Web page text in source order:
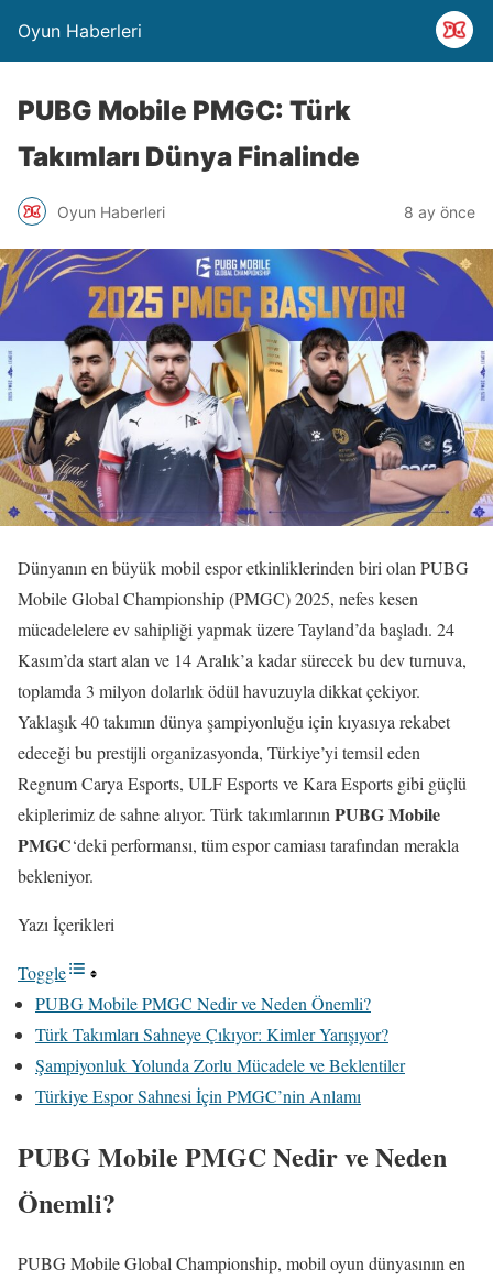
Oyun Haberleri
PUBG Mobile PMGC: Türk
Takımları Dünya Finalinde
Oyun Haberleri 8 ay önce
Dünyanın en büyük mobil espor etkinliklerinden biri olan PUBG
Mobile Global Championship (PMGC) 2025, nefes kesen
mücadelelere ev sahipliği yapmak üzere Tayland’da başladı. 24
Kasım’da start alan ve 14 Aralık’a kadar sürecek bu dev turnuva,
toplamda 3 milyon dolarlık ödül havuzuyla dikkat çekiyor.
Yaklaşık 40 takımın dünya şampiyonluğu için kıyasıya rekabet
edeceği bu prestijli organizasyonda, Türkiye’yi temsil eden
Regnum Carya Esports, ULF Esports ve Kara Esports gibi güçlü
ekiplerimiz de sahne alıyor. Türk takımlarının PUBG Mobile
PMGC‘deki performansı, tüm espor camiası tarafından merakla
bekleniyor.
Yazı İçerikleri
Toggle
PUBG Mobile PMGC Nedir ve Neden Önemli?
Türk Takımları Sahneye Çıkıyor: Kimler Yarışıyor?
Şampiyonluk Yolunda Zorlu Mücadele ve Beklentiler
Türkiye Espor Sahnesi İçin PMGC’nin Anlamı
PUBG Mobile PMGC Nedir ve Neden
Önemli?
PUBG Mobile Global Championship, mobil oyun dünyasının en